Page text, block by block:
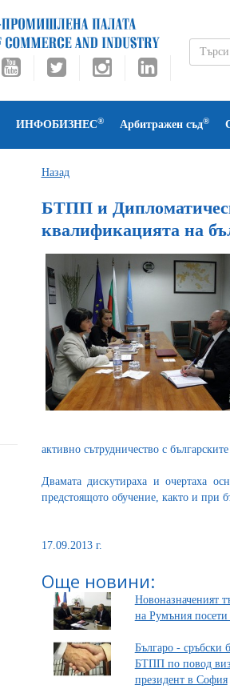
ИНФОБИЗНЕС® Арбитражен съд®
Назад
БТПП и
квалификацията на
активно сътрудничество с
Двамата дискутираха и очертаха
предстоящото обучение, както и при
17.09.2013 г.
Още новини:
Новоназначеният
на Румъния
Българо - сръбски
БТПП по повод
президент в София